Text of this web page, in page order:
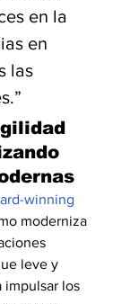
en la
en
las
winning
moderniza
leve y
impulsar los